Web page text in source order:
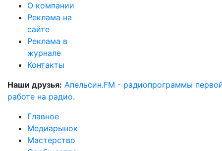
О компании
Реклама на
сайте
Реклама в
журнале
Контакты
Наши друзья: Апельсин.FM - радиопрограммы
работе на радио.
Главное
Медиарынок
Мастерство